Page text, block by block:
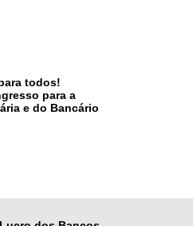
todos!
para a
e do Bancário